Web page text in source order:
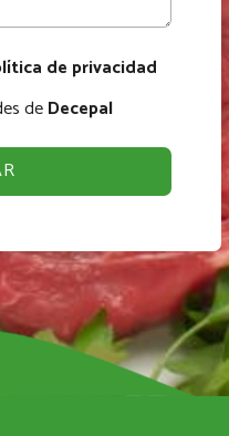
de privacidad
deDecepal